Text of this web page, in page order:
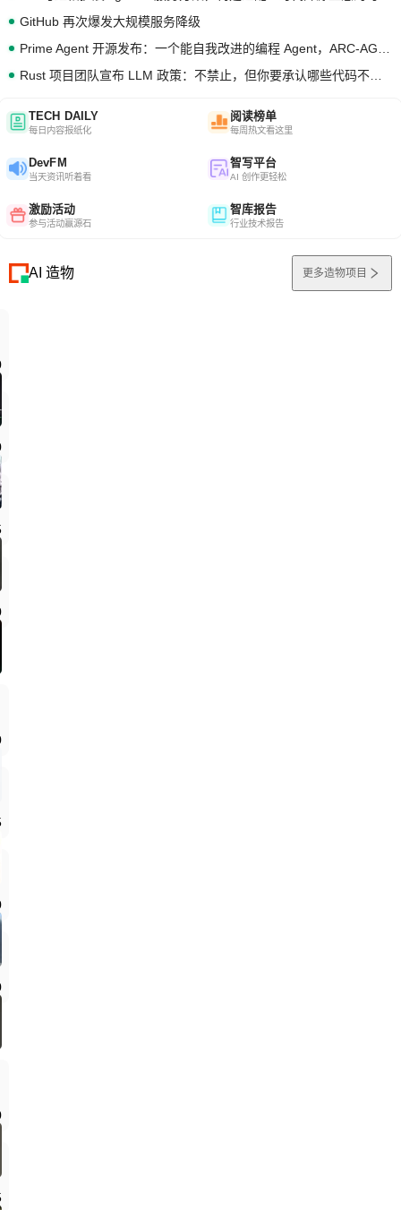
GitHub 再次爆发大规模服务降级
TECH DAILY
每日内容报纸化
阅读榜单
每周热文看这里
DevFM
当天资讯听着看
智写平台
AI 创作更轻松
激励活动
参与活动赢源石
智库报告
行业技术报告
AI 造物 更多造物项目